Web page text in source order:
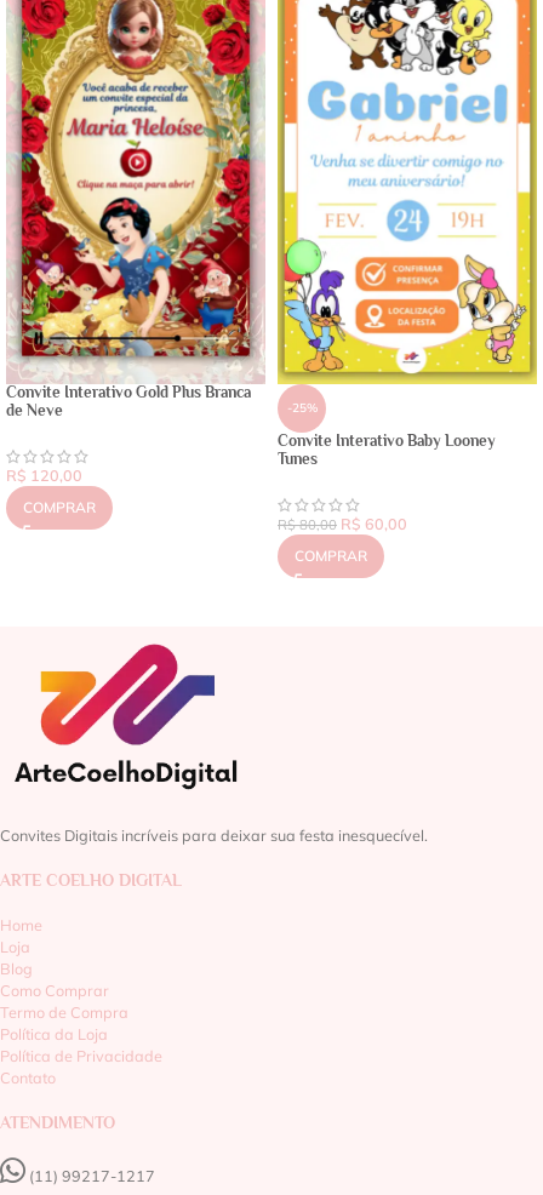
Convite Interativo Gold Plus Branca
de Neve
R$ 120,00
COMPRAR
-25%
Convite Interativo Baby Looney
Tunes
R$80,00 R$ 60,00
COMPRAR
Convites Digitais incríveis para deixar sua festa inesquecível.
ARTE COELHO DIGITAL
Home
Loja
Blog
Como Comprar
Termo de Compra
Política da Loja
Política de Privacidade
Contato
ATENDIMENTO
(11) 99217-1217‬